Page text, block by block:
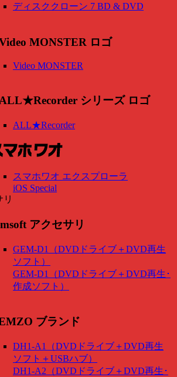
ディスククローン 7 BD & DVD
Video MONSTER
ALL★Recorder
スマホワオ エクスプローラ
iOS Special
リ
アクセサリ
GEM-D1（DVDドライブ＋DVD再生
ソフト）
GEM-D1（DVDドライブ＋DVD再生･
作成ソフト）
ブランド
DH1-A1（DVDドライブ＋DVD再生
ソフト＋USBハブ）
DH1-A2（DVDドライブ＋DVD再生･